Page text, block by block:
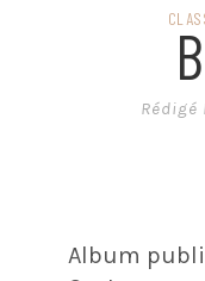
Rédigé
Album